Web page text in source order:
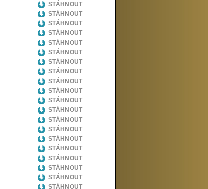
STÁHNOUT
STÁHNOUT
STÁHNOUT
STÁHNOUT
STÁHNOUT
STÁHNOUT
STÁHNOUT
STÁHNOUT
STÁHNOUT
STÁHNOUT
STÁHNOUT
STÁHNOUT
STÁHNOUT
STÁHNOUT
STÁHNOUT
STÁHNOUT
STÁHNOUT
STÁHNOUT
STÁHNOUT
STÁHNOUT